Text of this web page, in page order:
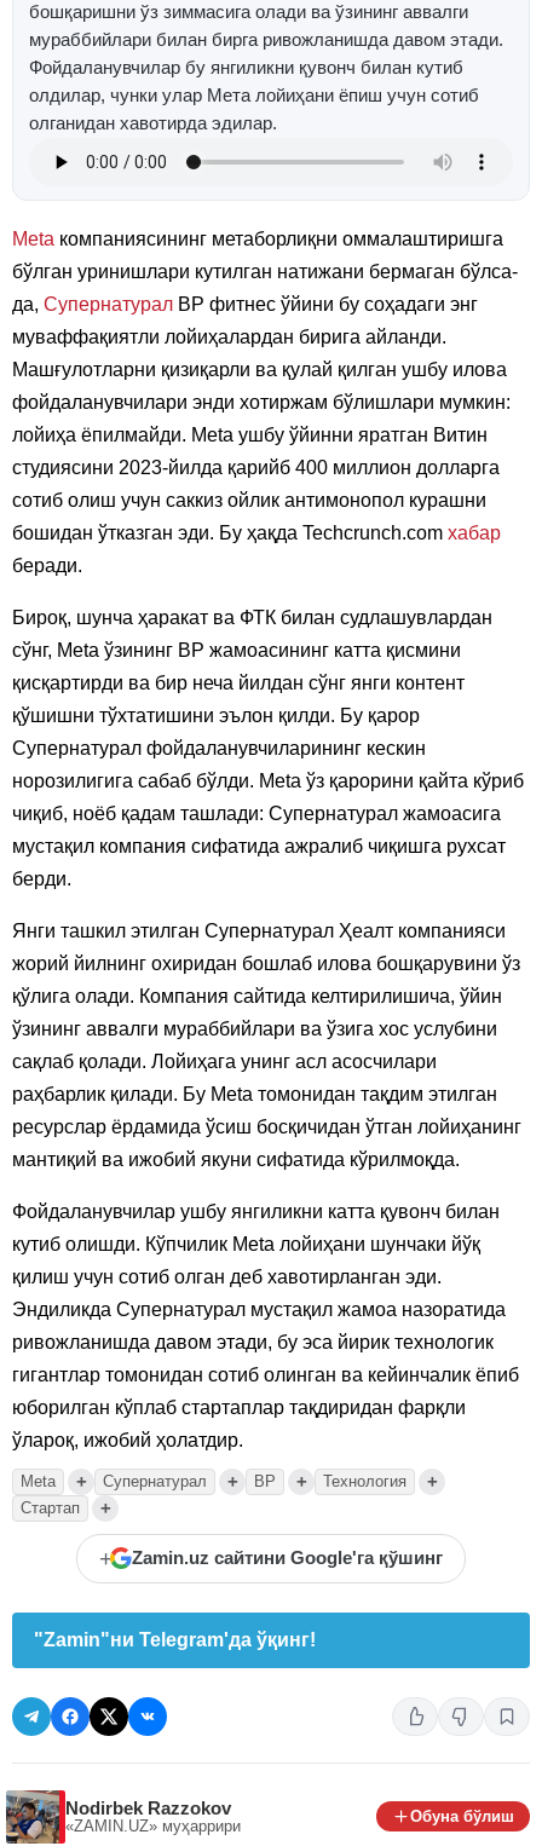
бошқаришни ўз зиммасига олади ва ўзининг аввалги
мураббийлари билан бирга ривожланишда давом этади.
Фойдаланувчилар бу янгиликни қувонч билан кутиб
олдилар, чунки улар Мета лойиҳани ёпиш учун сотиб
олганидан хавотирда эдилар.
Meta компаниясининг метаборлиқни оммалаштиришга
бўлган уринишлари кутилган натижани бермаган бўлса-
да, Супернатурал ВР фитнес ўйини бу соҳадаги энг
муваффақиятли лойиҳалардан бирига айланди.
Машғулотларни қизиқарли ва қулай қилган ушбу илова
фойдаланувчилари энди хотиржам бўлишлари мумкин:
лойиҳа ёпилмайди. Meta ушбу ўйинни яратган Витин
студиясини 2023-йилда қарийб 400 миллион долларга
сотиб олиш учун саккиз ойлик антимонопол курашни
бошидан ўтказган эди. Бу ҳақда Techcrunch.com хабар
беради.
Бироқ, шунча ҳаракат ва ФТК билан судлашувлардан
сўнг, Meta ўзининг ВР жамоасининг катта қисмини
қисқартирди ва бир неча йилдан сўнг янги контент
қўшишни тўхтатишини эълон қилди. Бу қарор
Супернатурал фойдаланувчиларининг кескин
норозилигига сабаб бўлди. Meta ўз қарорини қайта кўриб
чиқиб, ноёб қадам ташлади: Супернатурал жамоасига
мустақил компания сифатида ажралиб чиқишга рухсат
берди.
Янги ташкил этилган Супернатурал Ҳеалт компанияси
жорий йилнинг охиридан бошлаб илова бошқарувини ўз
қўлига олади. Компания сайтида келтирилишича, ўйин
ўзининг аввалги мураббийлари ва ўзига хос услубини
сақлаб қолади. Лойиҳага унинг асл асосчилари
раҳбарлик қилади. Бу Meta томонидан тақдим этилган
ресурслар ёрдамида ўсиш босқичидан ўтган лойиҳанинг
мантиқий ва ижобий якуни сифатида кўрилмоқда.
Фойдаланувчилар ушбу янгиликни катта қувонч билан
кутиб олишди. Кўпчилик Meta лойиҳани шунчаки йўқ
қилиш учун сотиб олган деб хавотирланган эди.
Эндиликда Супернатурал мустақил жамоа назоратида
ривожланишда давом этади, бу эса йирик технологик
гигантлар томонидан сотиб олинган ва кейинчалик ёпиб
юборилган кўплаб стартаплар тақдиридан фарқли
ўлароқ, ижобий ҳолатдир.
Meta + Супернатурал + ВР + Технология +
Стартап +
+ Zamin.uz сайтини Google'га қўшинг
"Zamin"ни Telegram'да ўқинг!
Nodirbek Razzokov
«ZAMIN.UZ» муҳаррири
Обуна бўлиш